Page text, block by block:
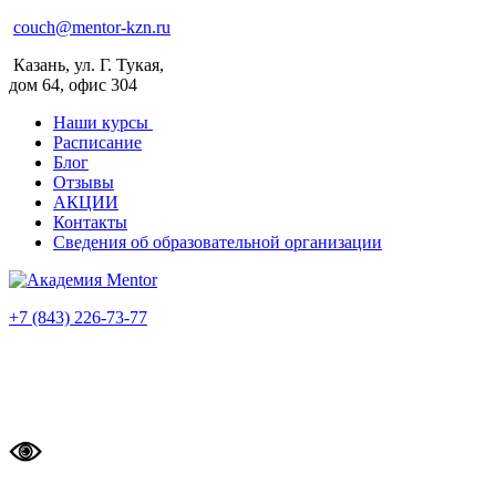
couch@mentor-kzn.ru
Казань, ул. Г. Тукая,
дом 64, офис 304
Наши курсы
Расписание
Блог
Отзывы
АКЦИИ
Контакты
Сведения об образовательной организации
+7 (843) 226-73-77